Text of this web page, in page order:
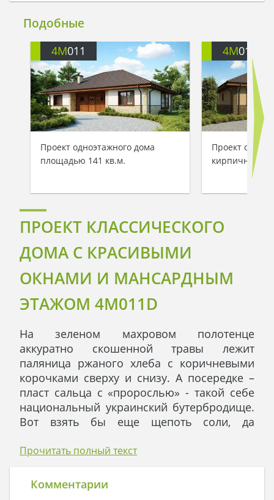
Подобные
4M011
Проект одноэтажного дома
площадью 141 кв.м.
4M011B
Проект
кирпичным
ПРОЕКТ КЛАССИЧЕСКОГО
ДОМА С КРАСИВЫМИ
ОКНАМИ И МАНСАРДНЫМ
ЭТАЖОМ 4M011D
На зеленом махровом полотенце
аккуратно скошенной травы лежит
паляница ржаного хлеба с коричневыми
корочками сверху и снизу. А посередке –
пласт сальца с «пророслью» - такой себе
национальный украинский бутербродище.
Вот взять бы еще щепоть соли, да
бы и укусить.
мансардного типа. Всю мансарду занимает
зально-игральное помещение: тут и
Прочитать полный текст
Комментарии